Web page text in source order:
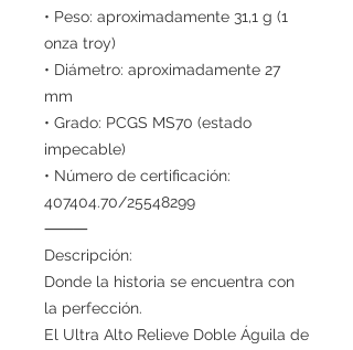
• Peso: aproximadamente 31,1 g (1
onza troy)
• Diámetro: aproximadamente 27
mm
• Grado: PCGS MS70 (estado
impecable)
• Número de certificación:
407404.70/25548299
⸻
Descripción:
Donde la historia se encuentra con
la perfección.
El Ultra Alto Relieve Doble Águila de